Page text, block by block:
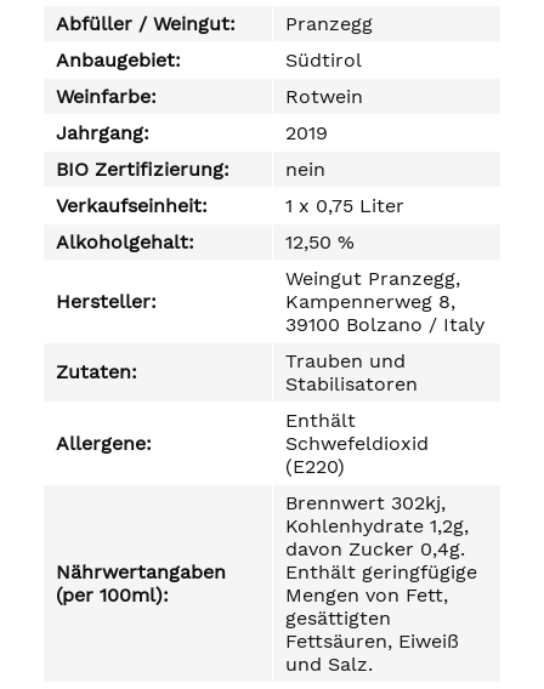
Abfüller / Weingut:
Pranzegg
Anbaugebiet:
Südtirol
Weinfarbe:
Rotwein
Jahrgang:
2019
BIO Zertifizierung:
nein
Verkaufseinheit:
1 x 0,75 Liter
Alkoholgehalt:
12,50 %
Hersteller:
Weingut Pranzegg,
Kampennerweg 8,
39100 Bolzano / Italy
Zutaten:
Trauben und
Stabilisatoren
Allergene:
Enthält
Schwefeldioxid
(E220)
Nährwertangaben
(per 100ml):
Brennwert 302kj,
Kohlenhydrate 1,2g,
davon Zucker 0,4g.
Enthält geringfügige
Mengen von Fett,
gesättigten
Fettsäuren, Eiweiß
und Salz.